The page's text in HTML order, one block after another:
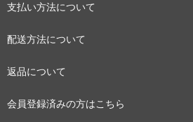
支払い方法について
配送方法について
返品について
会員登録済みの方はこちら